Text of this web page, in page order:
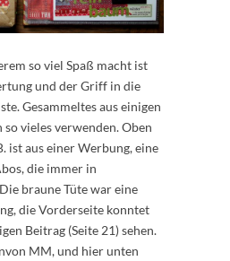
so viel Spaß macht ist
und der Griff in die
Gesammeltes aus einigen
so vieles verwenden. Oben
ist aus einer Werbung, eine
die immer in
braune Tüte war eine
die Vorderseite konntet
Beitrag (Seite 21) sehen.
MM, und hier unten